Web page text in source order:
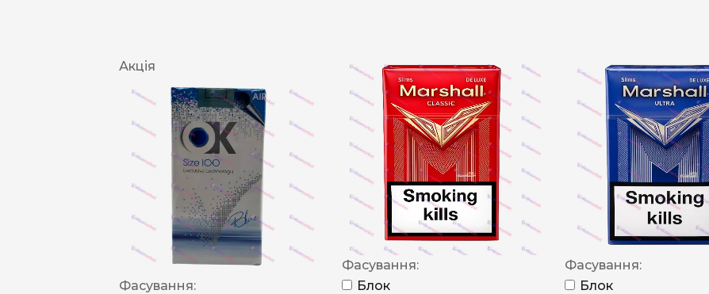
Focus
De Santis
MONUS
NERO
NERO
Гуцульскі
Italian Blend 821
Акція
Фасування:
Фасування:
Блок
Фасування:
Блок